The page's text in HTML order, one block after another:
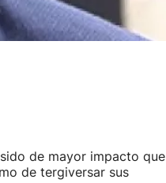
de mayor impacto que
de tergiversar sus